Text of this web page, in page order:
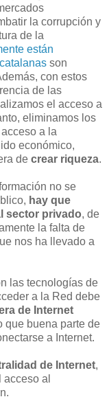
la corrupción y
de la
están
son
con estos
de las
el acceso a
eliminamos los
a la
económico,
de crear riqueza.
no se
hay que
sector privado, de
la falta de
nos ha llevado a
las tecnologías de
a la Red debe
de Internet
que buena parte de
a Internet.
de Internet,
al